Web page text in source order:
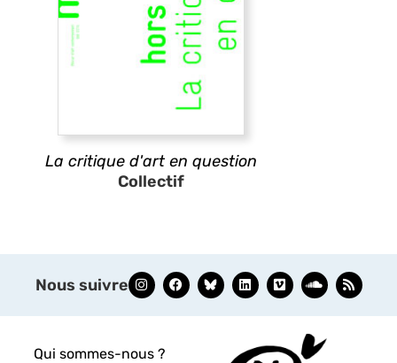
La critique d'art en question
Collectif
Nous suivre
Qui sommes-nous ?